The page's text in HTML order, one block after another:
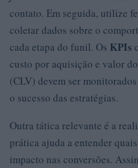
contato. Em seguida, utilize
coletar dados sobre o
cada etapa do funil. Os KPIs
custo por aquisição e valor
(CLV) devem ser
o sucesso das estratégias.
Outra tática relevante é a
prática ajuda a entender
impacto nas conversões.